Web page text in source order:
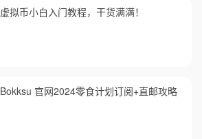
虚拟币小白入门教程，干货满满！
Bokksu 官网2024零食计划订阅+直邮攻略